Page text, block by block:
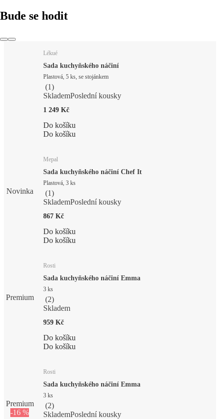
Bude se hodit
Lékué
Sada kuchyňského náčiní
Plastová, 5 ks, se stojánkem
(1)
SklademPoslední kousky
1 249 Kč
Do košíku
Do košíku
Novinka
Mepal
Sada kuchyňského náčiní Chef It
Plastová, 3 ks
(1)
SklademPoslední kousky
867 Kč
Do košíku
Do košíku
Premium
Rosti
Sada kuchyňského náčiní Emma
3 ks
(2)
Skladem
959 Kč
Do košíku
Do košíku
Premium
-16 %
Rosti
Sada kuchyňského náčiní Emma
3 ks
(2)
SklademPoslední kousky